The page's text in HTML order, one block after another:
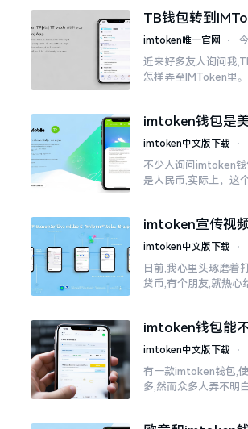
TB钱包转到
别走错
imtoken唯一官网 ⋅
近来好多友人询问我
怎样弄至IMToken里。
就迷糊了
imtoken钱包是
币？其实它是个
imtoken中文版下载 ⋅
不少人询问imtoken
是人民币,实际上，这
一个“钱包”而已
imtoken宣传视
载，新手看完就
imtoken中文版下载 ⋅
日前,我心里头琢磨着
货币,有个朋友,就热心
imtoken钱包能
文说清楚
imtoken中文版下载 ⋅
有一款imtoken钱包,
多,然而众多人弄不明